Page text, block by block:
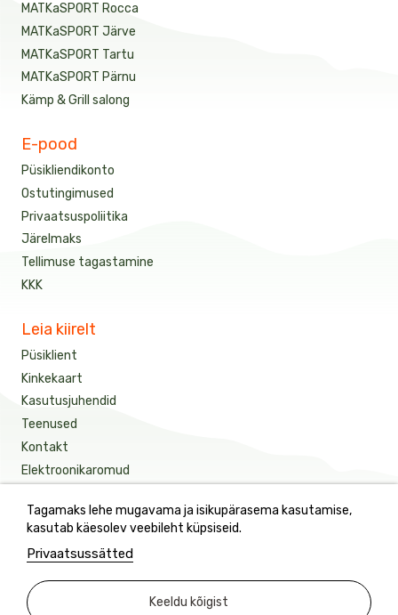
MATKaSPORT Rocca
MATKaSPORT Järve
MATKaSPORT Tartu
MATKaSPORT Pärnu
Kämp & Grill salong
E-pood
Püsikliendikonto
Ostutingimused
Privaatsuspoliitika
Järelmaks
Tellimuse tagastamine
KKK
Leia kiirelt
Püsiklient
Kinkekaart
Kasutusjuhendid
Teenused
Kontakt
Elektroonikaromud
Saage meie värskeimaid uudiseid ja eripakkumisi
See sait on kaitstud reCAPTCHA-ga.
Tagamaks lehe mugavama ja isikupärasema kasutamise,
kasutab käesolev veebileht küpsiseid.
Privaatsussätted
Keeldu kõigist